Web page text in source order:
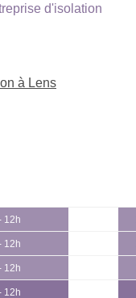
d'isolation
à Lens
12h
12h
12h
12h